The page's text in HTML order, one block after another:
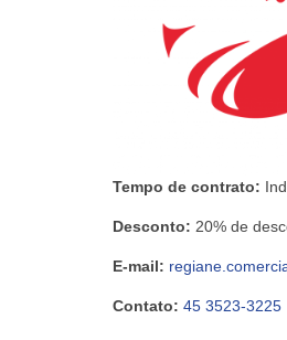
Tempo de contrato:
Desconto: 20% de
E-mail:
Contato: 45 3523-3225